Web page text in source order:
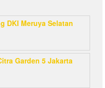
DKI Meruya Selatan
Garden 5 Jakarta